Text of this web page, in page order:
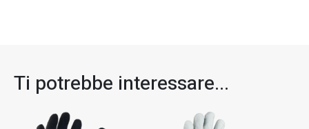
Ti potrebbe interessare...​